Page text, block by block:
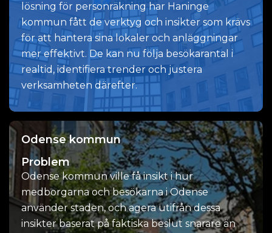
lösning för personräkning har Haninge
kommun fått de verktyg och insikter som krävs
för att hantera sina lokaler och anläggningar
mer effektivt. De kan nu följa besökarantal i
realtid, identifiera trender och justera
verksamheten därefter.
Odense kommun
Problem
Odense kommun ville få insikt i hur
medborgarna och besökarna i Odense
använder staden, och agera utifrån dessa
insikter baserat på faktiska beslut snarare än